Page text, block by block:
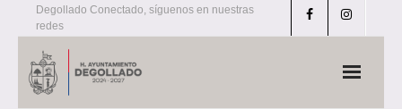
Skip
content
Degollado Conectado, síguenos en nuestras
redes